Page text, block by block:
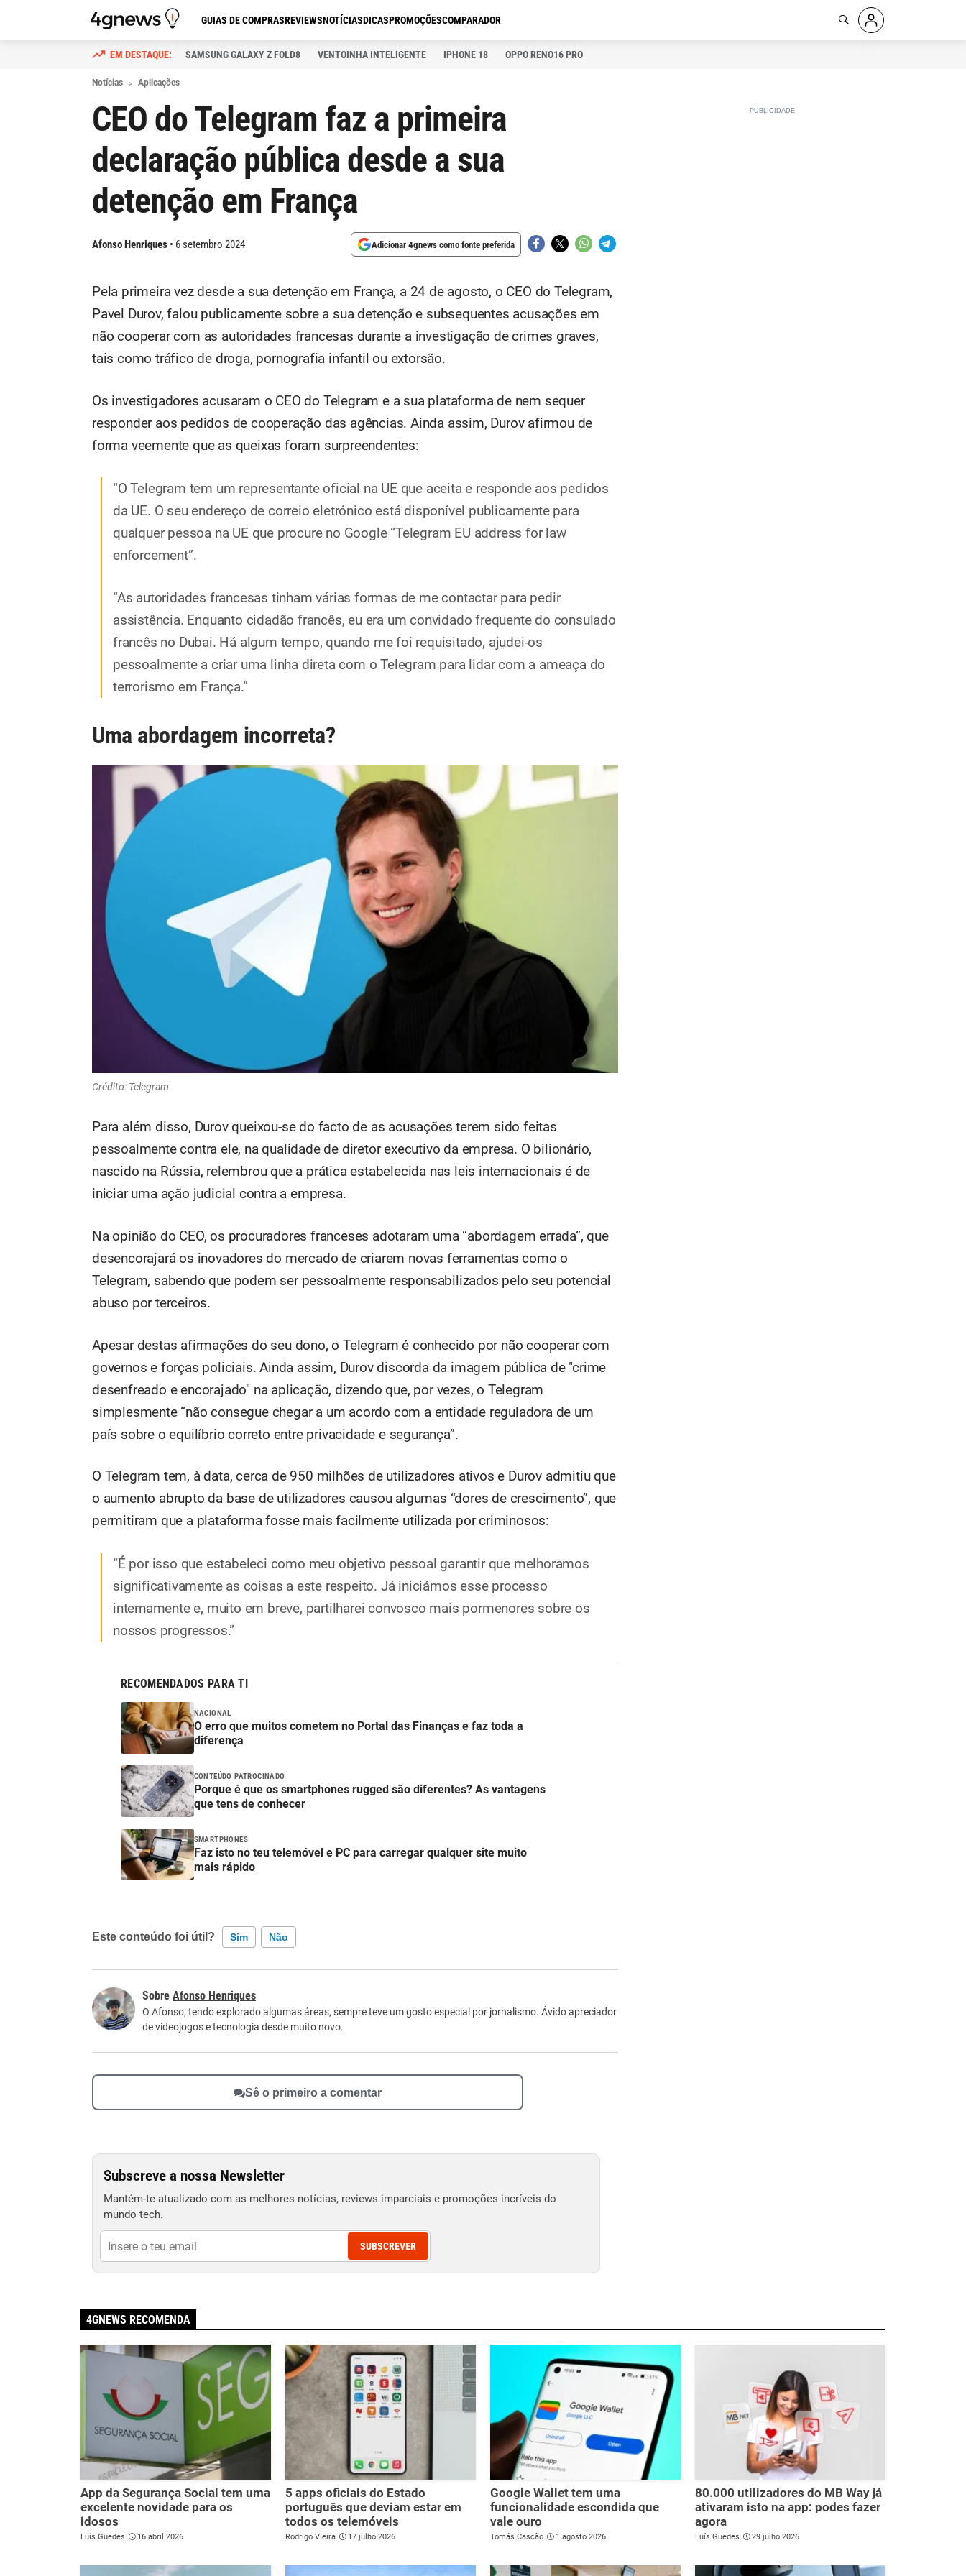
GUIAS DE COMPRASREVIEWSNOTÍCIASDICASPROMOÇÕESCOMPARADOR
SAMSUNG GALAXY Z FOLD8 VENTOINHA INTELIGENTE IPHONE 18 OPPO RENO16 PRO
Notícias Aplicações
CEO do Telegram faz a primeira
declaração pública desde a sua
detenção em França
Afonso Henriques 6 setembro 2024 Adicionar 4gnews como fonte preferida
Pela primeira vez desde a sua detenção em França, a 24 de agosto, o CEO do Telegram,
Pavel Durov, falou publicamente sobre a sua detenção e subsequentes acusações em
não cooperar com as autoridades francesas durante a investigação de crimes graves,
tais como tráfico de droga, pornografia infantil ou extorsão.
Os investigadores acusaram o CEO do Telegram e a sua plataforma de nem sequer
responder aos pedidos de cooperação das agências. Ainda assim, Durov afirmou de
forma veemente que as queixas foram surpreendentes:
“O Telegram tem um representante oficial na UE que aceita e responde aos pedidos
da UE. O seu endereço de correio eletrónico está disponível publicamente para
qualquer pessoa na UE que procure no Google “Telegram EU address for law
enforcement”.
“As autoridades francesas tinham várias formas de me contactar para pedir
assistência. Enquanto cidadão francês, eu era um convidado frequente do consulado
francês no Dubai. Há algum tempo, quando me foi requisitado, ajudei-os
pessoalmente a criar uma linha direta com o Telegram para lidar com a ameaça do
terrorismo em França.”
Uma abordagem incorreta?
Crédito: Telegram
Para além disso, Durov queixou-se do facto de as acusações terem sido feitas
pessoalmente contra ele, na qualidade de diretor executivo da empresa. O bilionário,
nascido na Rússia, relembrou que a prática estabelecida nas leis internacionais é de
iniciar uma ação judicial contra a empresa.
Na opinião do CEO, os procuradores franceses adotaram uma “abordagem errada”, que
desencorajará os inovadores do mercado de criarem novas ferramentas como o
Telegram, sabendo que podem ser pessoalmente responsabilizados pelo seu potencial
abuso por terceiros.
Apesar destas afirmações do seu dono, o Telegram é conhecido por não cooperar com
governos e forças policiais. Ainda assim, Durov discorda da imagem pública de "crime
desenfreado e encorajado" na aplicação, dizendo que, por vezes, o Telegram
simplesmente “não consegue chegar a um acordo com a entidade reguladora de um
país sobre o equilíbrio correto entre privacidade e segurança”.
O Telegram tem, à data, cerca de 950 milhões de utilizadores ativos e Durov admitiu que
o aumento abrupto da base de utilizadores causou algumas “dores de crescimento”, que
permitiram que a plataforma fosse mais facilmente utilizada por criminosos:
“É por isso que estabeleci como meu objetivo pessoal garantir que melhoramos
significativamente as coisas a este respeito. Já iniciámos esse processo
internamente e, muito em breve, partilharei convosco mais pormenores sobre os
nossos progressos.”
RECOMENDADOS PARA TI
NACIONAL
O erro que muitos cometem no Portal das Finanças e faz toda a
diferença
CONTEÚDO PATROCINADO
Porque é que os smartphones rugged são diferentes? As vantagens
que tens de conhecer
SMARTPHONES
Faz isto no teu telemóvel e PC para carregar qualquer site muito
mais rápido
Este conteúdo foi útil? Sim Não
Este conteúdo não tem a informação que procuro
Afonso Henriques
O Afonso, tendo explorado algumas áreas, sempre teve um gosto especial por jornalismo. Ávido apreciador
de videojogos e tecnologia desde muito novo.
Sê o primeiro a comentar
Subscreve a nossa Newsletter
Mantém-te atualizado com as melhores notícias, reviews imparciais e promoções incríveis do
mundo tech.
SUBSCREVER
4GNEWS RECOMENDA
App da Segurança Social tem uma
excelente novidade para os
idosos
Luís Guedes 16 abril 2026
5 apps oficiais do Estado
português que deviam estar em
todos os telemóveis
Rodrigo Vieira 17 julho 2026
Google Wallet tem uma
funcionalidade escondida que
vale ouro
Tomás Cascão 1 agosto 2026
80.000 utilizadores do MB Way já
ativaram isto na app: podes fazer
agora
Luís Guedes 29 julho 2026